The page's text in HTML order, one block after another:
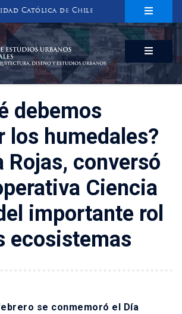
Católica de Chile
ESTUDIOS URBANOS
DISEÑO Y ESTUDIOS URBANOS
debemos
los humedales?
Rojas, conversó
Ciencia
importante rol
ecosistemas
se conmemoró el Día